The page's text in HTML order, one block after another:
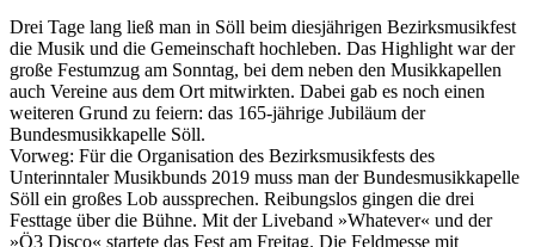
Drei Tage lang ließ man in Söll beim diesjährigen Bezirksmusikfest
die Musik und die Gemeinschaft hochleben. Das Highlight war der
große Festumzug am Sonntag, bei dem neben den Musikkapellen
auch Vereine aus dem Ort mitwirkten. Dabei gab es noch einen
weiteren Grund zu feiern: das 165-jährige Jubiläum der
Bundesmusikkapelle Söll.
Vorweg: Für die Organisation des Bezirksmusikfests des
Unterinntaler Musikbunds 2019 muss man der Bundesmusikkapelle
Söll ein großes Lob aussprechen. Reibungslos gingen die drei
Festtage über die Bühne. Mit der Liveband »Whatever« und der
»Ö3 Disco« startete das Fest am Freitag. Die Feldmesse mit